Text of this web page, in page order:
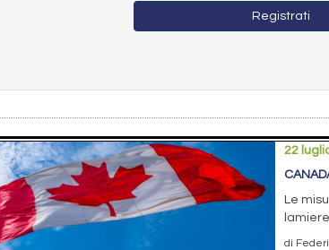
Registrati
22
Le
di